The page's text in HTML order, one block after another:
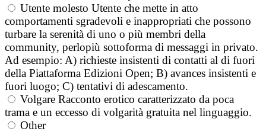
Utente molesto Utente che mette in atto
comportamenti sgradevoli e inappropriati che possono
turbare la serenità di uno o più membri della
community, perlopiù sottoforma di messaggi in privato.
Ad esempio: A) richieste insistenti di contatti al di fuori
della Piattaforma Edizioni Open; B) avances insistenti e
fuori luogo; C) tentativi di adescamento.
Volgare Racconto erotico caratterizzato da poca
trama e un eccesso di volgarità gratuita nel linguaggio.
Other